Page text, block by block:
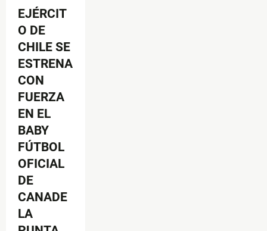
EJÉRCIT
O DE
CHILE SE
ESTRENA
CON
FUERZA
EN EL
BABY
FÚTBOL
OFICIAL
DE
CANADE
LA